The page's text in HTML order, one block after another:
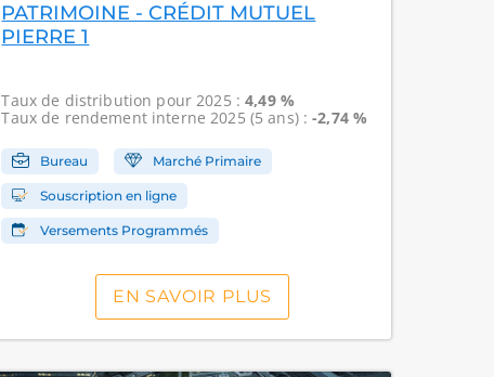
PATRIMOINE - CRÉDIT MUTUEL
PIERRE 1
Taux de distribution pour 2025 :4,49 %
Taux de rendement interne2025 (5 ans) :-2,74 %
Bureau Marché Primaire
Souscription en ligne
Versements Programmés
EN SAVOIR PLUS